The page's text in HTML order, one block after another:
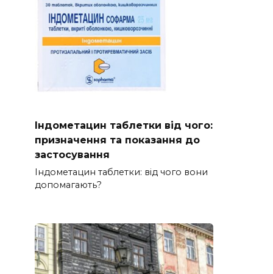
Індометацин таблетки від чого:
призначення та показання до
застосування
Індометацин таблетки: від чого вони
допомагають?